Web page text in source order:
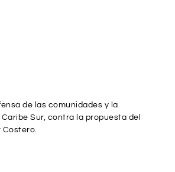
de las comunidades y la
Sur, contra la propuesta del
Costero.